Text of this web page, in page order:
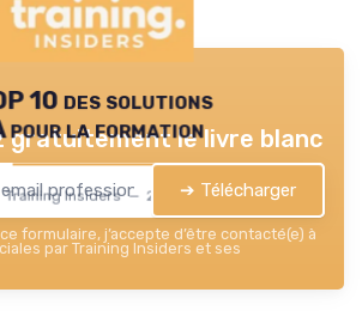
10 des solutions
pour la formation
Training Insiders — 2026
gratuitement le livre blanc
➔ Télécharger
formulaire, j’accepte d’être contacté(e) à
par Training Insiders et ses